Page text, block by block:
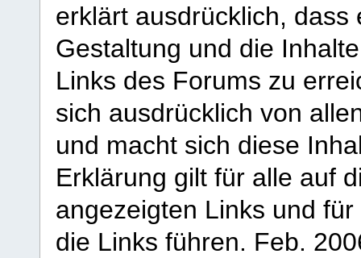
erklärt ausdrücklich,
Gestaltung und die
Links des Forums zu
sich ausdrücklich von
und macht sich diese
Erklärung gilt für alle auf
angezeigten Links und
die Links führen. Feb.